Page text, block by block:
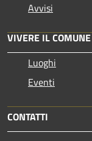
Avvisi
VIVERE IL COMUNE
Luoghi
Eventi
CONTATTI